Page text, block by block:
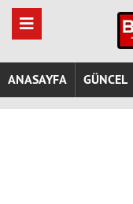
ANASAYFA GÜNCEL